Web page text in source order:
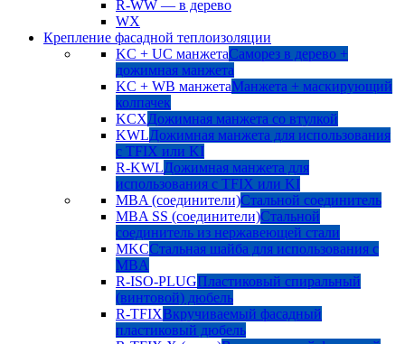
R-WW — в дерево
WX
Крепление фасадной теплоизоляции
KC + UC манжетаСаморез в дерево +
дожимная манжета
KC + WB манжетаМанжета + маскирующий
колпачек
KCXДожимная манжета со втулкой
KWLДожимная манжета для использования
с TFIX или KI
R-KWLДожимная манжета для
использования с TFIX или KI
MBA (соединители)Стальной соединитель
MBA SS (соединители)Стальной
соединитель из нержавеющей стали
MKCСтальная шайба для использования с
MBA
R-ISO-PLUGПластиковый спиральный
(винтовой) дюбель
R-TFIXВкручиваемый фасадный
пластиковый дюбель